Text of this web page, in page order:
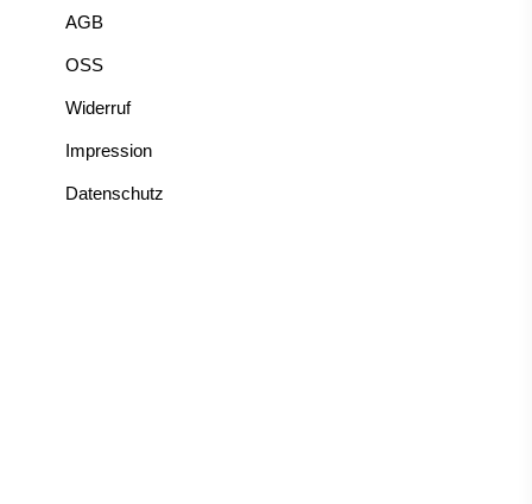
AGB
OSS
Widerruf
Impression
Datenschutz